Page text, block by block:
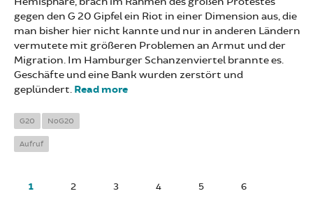
gegen den G 20 Gipfel ein Riot in einer Dimension aus, die
man bisher hier nicht kannte und nur in anderen Ländern
vermutete mit größeren Problemen an Armut und der
Migration. Im Hamburger Schanzenviertel brannte es.
Geschäfte und eine Bank wurden zerstört und
geplündert. Read more
G20 NoG20
Aufruf
PAGES
1 2 3 4 5 6